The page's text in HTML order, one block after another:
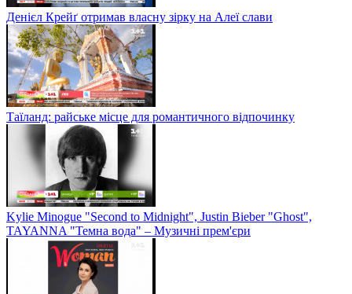
Денієл Крейґ отримав власну зірку на Алеї слави
Таїланд: райське місце для романтичного відпочинку
Kylie Minogue "Second to Midnight", Justin Bieber "Ghost",
TAYANNA "Темна вода" – Музичні прем'єри